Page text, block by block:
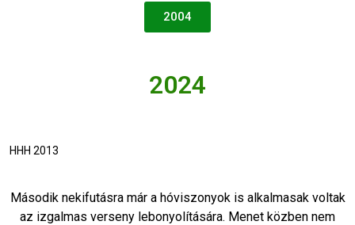
2004
2024
HHH 2013
Második nekifutásra már a hóviszonyok is alkalmasak voltak
az izgalmas verseny lebonyolítására. Menet közben nem